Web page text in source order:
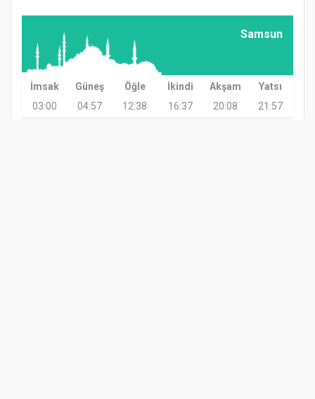
Samsun
İmsak Güneş Öğle İkindi Akşam
Yatsı
03:00
04:57 12:38 16:37 20:08 21:57